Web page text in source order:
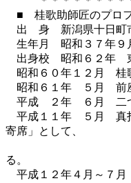
■ 桂歌助師匠のプロ
出 身 新潟県十日町
生年月 昭和３７年９
出身校 昭和６２年 東
昭和６０年１２月 桂
昭和６１年 ５月 前
平成 ２年 ６月 二つ
平成１１年 ５月 真打
寄席」として、
東海道を歩
る。
平成１２年４月～７